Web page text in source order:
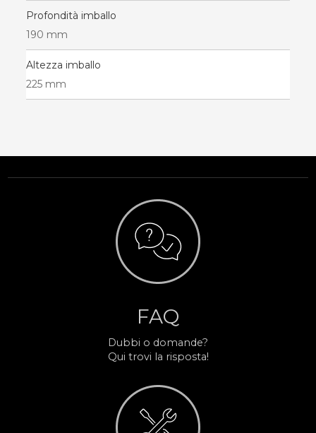
Profondità imballo
190 mm
Altezza imballo
225 mm
FAQ
Dubbi o domande?
Qui trovi la risposta!